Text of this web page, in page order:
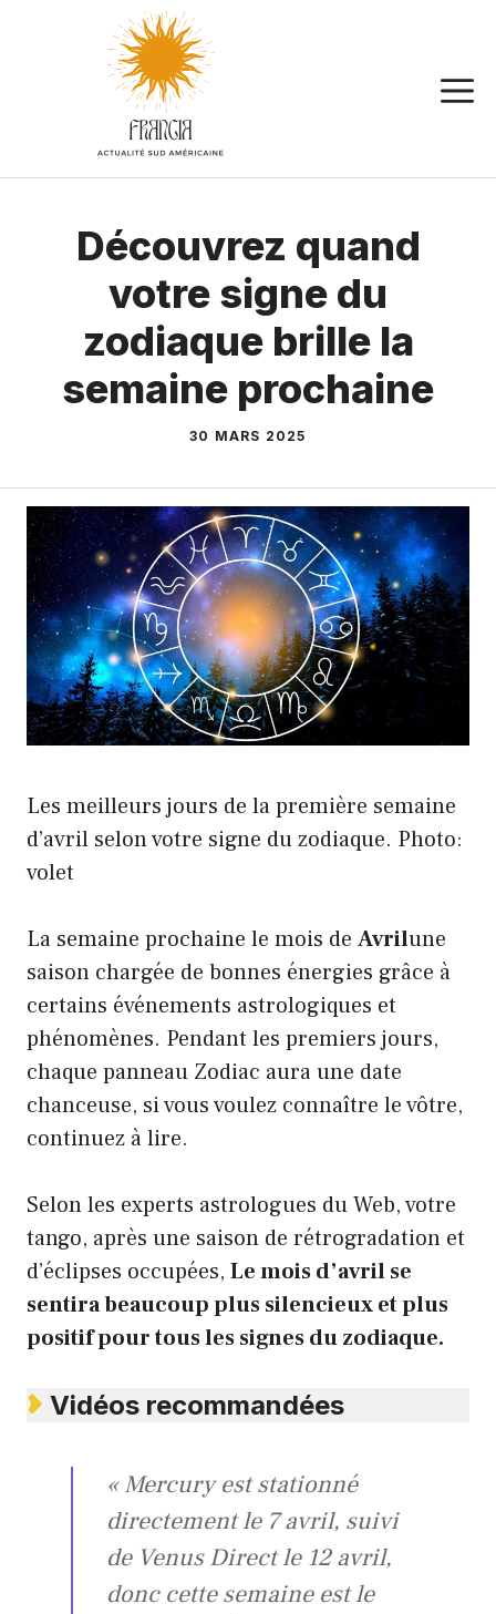
Découvrez quand
votre signe du
zodiaque brille la
semaine prochaine
30 MARS 2025
Les meilleurs jours de la première semaine
d’avril selon votre signe du zodiaque. Photo:
volet
La semaine prochaine le mois de Avrilune
saison chargée de bonnes énergies grâce à
certains événements astrologiques et
phénomènes. Pendant les premiers jours,
chaque panneau Zodiac aura une date
chanceuse, si vous voulez connaître le vôtre,
continuez à lire.
Selon les experts astrologues du Web, votre
tango, après une saison de rétrogradation et
d’éclipses occupées, Le mois d’avril se
sentira beaucoup plus silencieux et plus
positif pour tous les signes du zodiaque.
Vidéos recommandées
« Mercury est stationné
directement le 7 avril, suivi
de Venus Direct le 12 avril,
donc cette semaine est le